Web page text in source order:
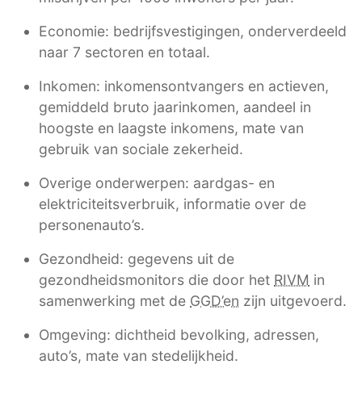
Economie: bedrijfsvestigingen, onderverdeeld
naar 7 sectoren en totaal.
Inkomen: inkomensontvangers en actieven,
gemiddeld bruto jaarinkomen, aandeel in
hoogste en laagste inkomens, mate van
gebruik van sociale zekerheid.
Overige onderwerpen: aardgas- en
elektriciteitsverbruik, informatie over de
personenauto’s.
Gezondheid: gegevens uit de
gezondheidsmonitors die door het RIVM in
samenwerking met de GGD’en zijn uitgevoerd.
Omgeving: dichtheid bevolking, adressen,
auto’s, mate van stedelijkheid.